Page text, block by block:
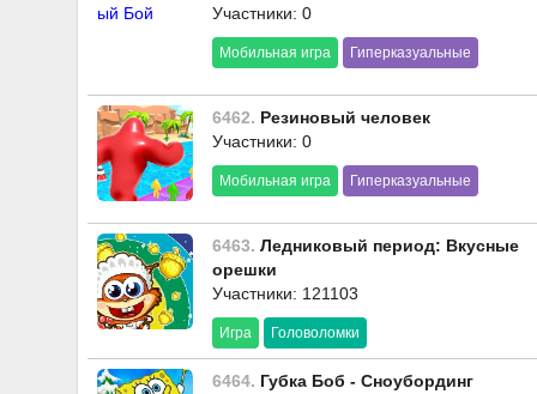
Участники: 0
Мобильная игра Гиперказуальные
6462. Резиновый человек
Участники: 0
Мобильная игра Гиперказуальные
6463. Ледниковый период: Вкусные
орешки
Участники: 121103
Игра Головоломки
6464. Губка Боб - Сноубординг